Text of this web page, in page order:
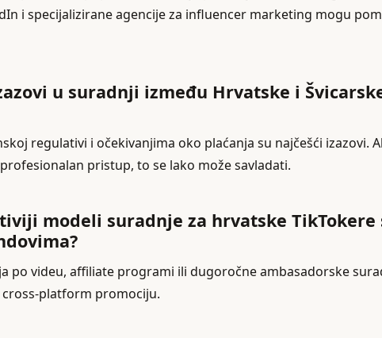
i specijalizirane agencije za influencer marketing mogu
u suradnji između Hrvatske i
regulativi i očekivanjima oko plaćanja su najčešći izazovi.
pristup, to se lako može savladati.
modeli suradnje za hrvatske TikTokere
po videu, affiliate programi ili dugoročne ambasadorske
platform promociju.